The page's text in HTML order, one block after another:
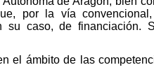
por la vía
su caso, de financiación.
el ámbito de las